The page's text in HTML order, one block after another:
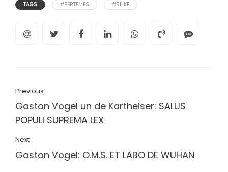
TAGS #BERTEMES #RILKE
Previous
Gaston Vogel un de Kartheiser: SALUS
POPULI SUPREMA LEX
Next
Gaston Vogel: O.M.S. ET LABO DE WUHAN